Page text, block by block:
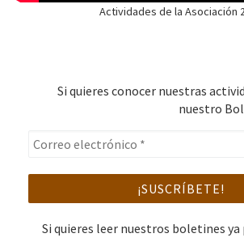
Actividades de la Asociación
Si quieres conocer nuestras
nuestro
Si quieres leer nuestros boletines ya